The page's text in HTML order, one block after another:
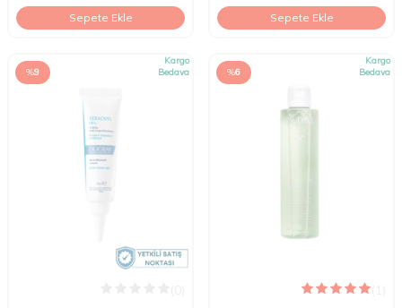
Sepete Ekle Sepete Ekle
%9
Kargo
Bedava
%6
Kargo
Bedava